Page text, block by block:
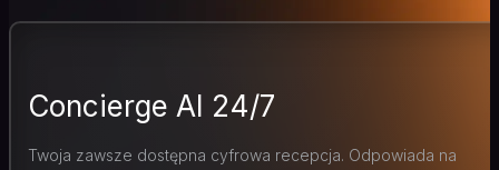
Concierge AI 24/7
Twoja zawsze dostępna cyfrowa recepcja. Odpowiada na